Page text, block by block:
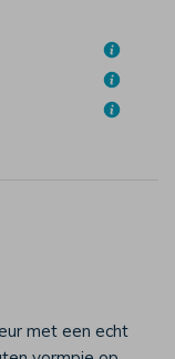
met een echt